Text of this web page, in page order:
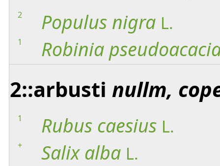
2 Populus nigra L.
1 Robinia
2::arbusti nullm,
1 Rubus caesius L.
+ Salix alba L.